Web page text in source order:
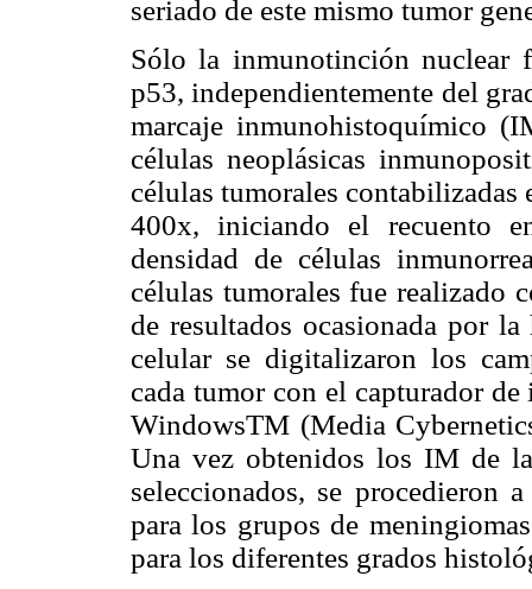
seriado de este mismo tumor
Sólo la inmunotinción nuclear
p53, independientemente del
marcaje inmunohistoquímico
células neoplásicas
células tumorales
400x, iniciando el recuento
densidad de células
células tumorales fue realizado
de resultados ocasionada por
celular se digitalizaron los
cada tumor con el capturador
WindowsTM (Media
Una vez obtenidos los IM de
seleccionados, se procedieron
para los grupos de
para los diferentes grados